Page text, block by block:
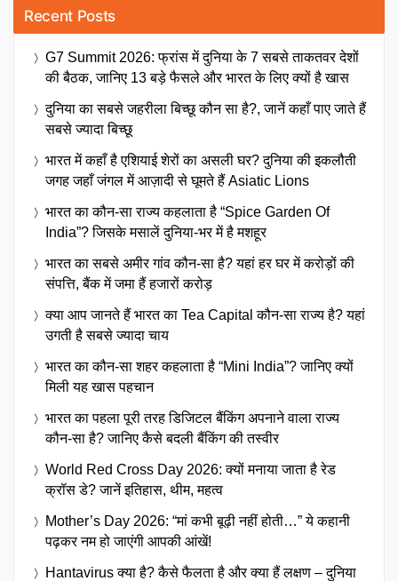
Recent Posts
G7 Summit 2026: फ्रांस में दुनिया के 7 सबसे ताकतवर देशों
की बैठक, जानिए 13 बड़े फैसले और भारत के लिए क्यों है खास
दुनिया का सबसे जहरीला बिच्छू कौन सा है?, जानें कहाँ पाए जाते हैं
सबसे ज्यादा बिच्छू
भारत में कहाँ है एशियाई शेरों का असली घर? दुनिया की इकलौती
जगह जहाँ जंगल में आज़ादी से घूमते हैं Asiatic Lions
भारत का कौन-सा राज्य कहलाता है “Spice Garden Of
India”? जिसके मसालें दुनिया-भर में है मशहूर
भारत का सबसे अमीर गांव कौन-सा है? यहां हर घर में करोड़ों की
संपत्ति, बैंक में जमा हैं हजारों करोड़
क्या आप जानते हैं भारत का Tea Capital कौन-सा राज्य है? यहां
उगती है सबसे ज्यादा चाय
भारत का कौन-सा शहर कहलाता है “Mini India”? जानिए क्यों
मिली यह खास पहचान
भारत का पहला पूरी तरह डिजिटल बैंकिंग अपनाने वाला राज्य
कौन-सा है? जानिए कैसे बदली बैंकिंग की तस्वीर
World Red Cross Day 2026: क्यों मनाया जाता है रेड
क्रॉस डे? जानें इतिहास, थीम, महत्व
Mother’s Day 2026: “मां कभी बूढ़ी नहीं होती…” ये कहानी
पढ़कर नम हो जाएंगी आपकी आंखें!
Hantavirus क्या है? कैसे फैलता है और क्या हैं लक्षण – दुनिया